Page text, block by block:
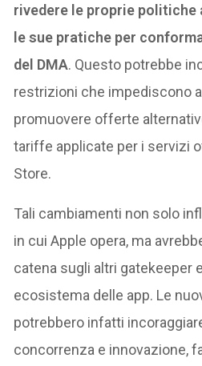
rivedere le proprie politiche
le sue pratiche per
del DMA. Questo potrebbe
restrizioni che impediscono
promuovere offerte
tariffe applicate per i servizi
Store.
Tali cambiamenti non solo
in cui Apple opera, ma
catena sugli altri gatekeeper
ecosistema delle app. Le
potrebbero infatti
concorrenza e innovazione,